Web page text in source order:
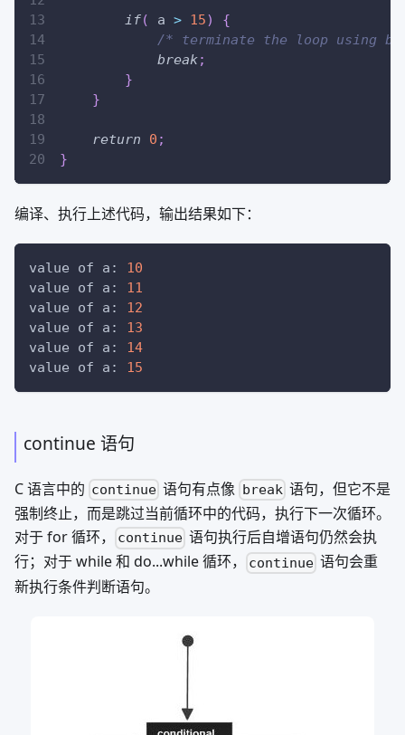
if( a > 15)
{
/* terminate the loop using
break;
}
}
return 0 ;
}
编译、执行上述代码，输出结果如下：
value of a: 10
value of a: 11
value of a: 12
value of a: 13
value of a: 14
value of a: 15
continue 语句
C 语言中的 continue 语句有点像 break 语句，但它不是
强制终止，而是跳过当前循环中的代码，执行下一次循环。
对于 for 循环，
continue 语句执行后自增语句仍然会执
行；对于 while 和 do...while 循环，
continue 语句会重
新执行条件判断语句。